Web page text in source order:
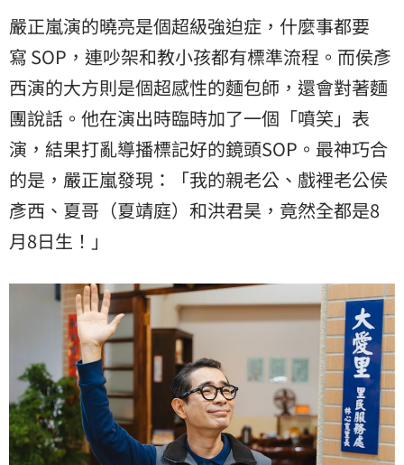
嚴正嵐演的曉亮是個超級強迫症，什麼事都要
寫 SOP，連吵架和教小孩都有標準流程。而侯彥
西演的大方則是個超感性的麵包師，還會對著麵
團說話。他在演出時臨時加了一個「噴笑」表
演，結果打亂導播標記好的鏡頭SOP。最神巧合
的是，嚴正嵐發現：「我的親老公、戲裡老公侯
彥西、夏哥（夏靖庭）和洪君昊，竟然全都是8
月8日生！」